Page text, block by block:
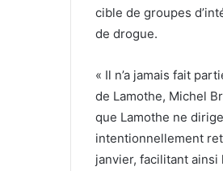
cible de groupes
de drogue.
« Il n’a jamais fait
de Lamothe, Michel
que Lamothe ne
intentionnellement
janvier, facilitant